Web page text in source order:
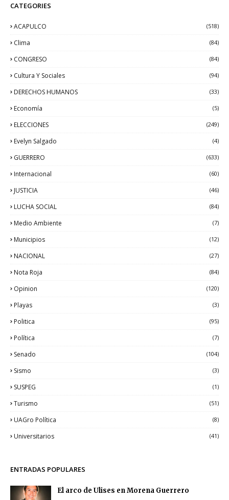
CATEGORIES
ACAPULCO (518)
Clima (84)
CONGRESO (84)
Cultura Y Sociales (94)
DERECHOS HUMANOS (33)
Economía (5)
ELECCIONES (249)
Evelyn Salgado (4)
GUERRERO (633)
Internacional (60)
JUSTICIA (46)
LUCHA SOCIAL (84)
Medio Ambiente (7)
Municipios (12)
NACIONAL (27)
Nota Roja (84)
Opinion (120)
Playas (3)
Politica (95)
Política (7)
Senado (104)
Sismo (3)
SUSPEG (1)
Turismo (51)
UAGro Política (8)
Universitarios (41)
ENTRADAS POPULARES
El arco de Ulises en Morena Guerrero